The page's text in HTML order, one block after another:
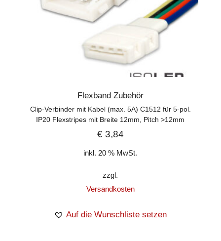
Flexband Zubehör
Clip-Verbinder mit Kabel (max. 5A) C1512 für 5-pol.
IP20 Flexstripes mit Breite 12mm, Pitch >12mm
€3,84
inkl. 20 % MwSt.
zzgl.
Versandkosten
Auf die Wunschliste setzen